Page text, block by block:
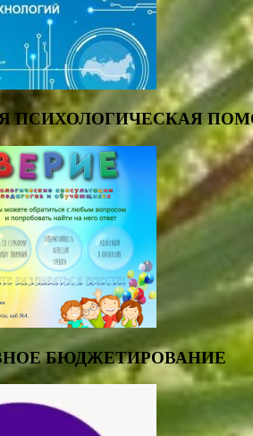
ПСИХОЛОГИЧЕСКАЯ
БЮДЖЕТИРОВАНИЕ